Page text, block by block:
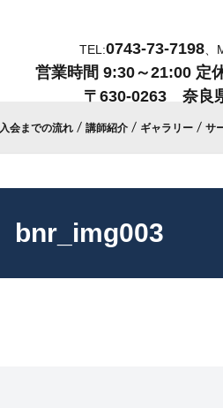
TEL:0743-73-7198
営業時間 9:30～21:00 定
〒630-0263 奈良
入会までの流れ 講師紹介 ギャラリー サ
bnr_img003